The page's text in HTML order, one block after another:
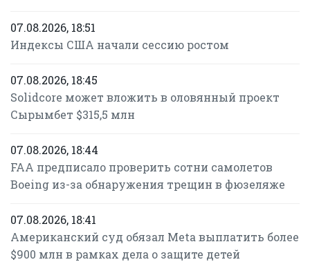
07.08.2026, 18:51
Индексы США начали сессию ростом
07.08.2026, 18:45
Solidcore может вложить в оловянный проект
Сырымбет $315,5 млн
07.08.2026, 18:44
FAA предписало проверить сотни самолетов
Boeing из-за обнаружения трещин в фюзеляже
07.08.2026, 18:41
Американский суд обязал Meta выплатить более
$900 млн в рамках дела о защите детей